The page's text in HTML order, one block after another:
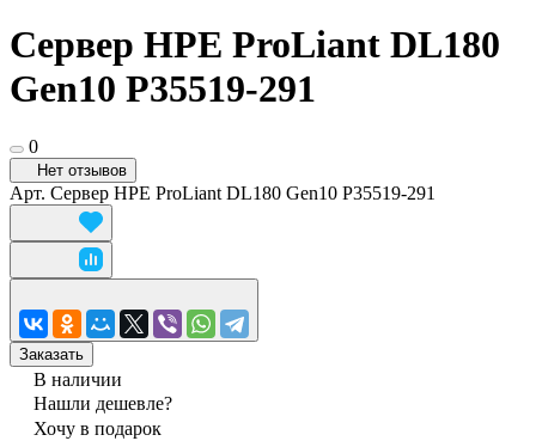
Сервер HPE ProLiant DL180
Gen10 P35519-291
0
Нет отзывов
Арт. Сервер HPE ProLiant DL180 Gen10 P35519-291
Заказать
В наличии
Нашли дешевле?
Хочу в подарок